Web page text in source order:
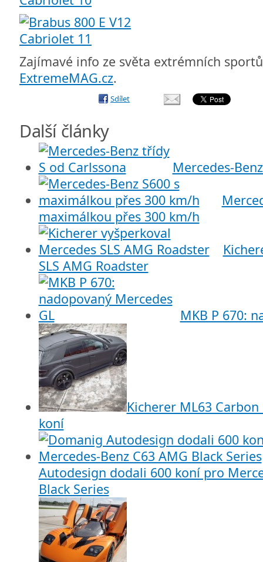
Zajímavé info ze světa extrémních
ExtremeMAG.cz.
Sdílet
Další články
Mercedes-
maximálkou přes 300 km/h
SLS AMG Roadster
MKB P 670:
Kicherer ML63
koní
Autodesign dodali 600 koní pro
Black Series